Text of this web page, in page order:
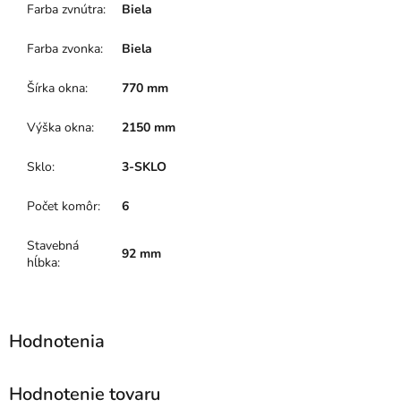
Farba zvnútra: Biela
Farba zvonka: Biela
Šírka okna: 770 mm
Výška okna: 2150 mm
Sklo: 3-SKLO
Počet komôr: 6
Stavebná
hĺbka:
92 mm
Hodnotenie tovaru